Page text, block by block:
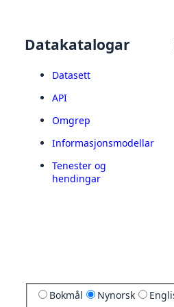
Datakatalogar
Datasett
API
Omgrep
Informasjonsmodellar
Tenester og
hendingar
Bokmål Nynorsk